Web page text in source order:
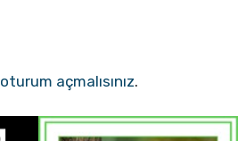
oturum açmalısınız.